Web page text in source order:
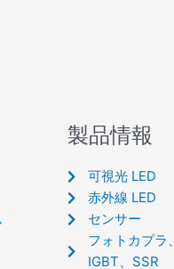
製品情報
可視光 LED
赤外線 LED
センサー
フォトカプラ、
IGBT、SSR